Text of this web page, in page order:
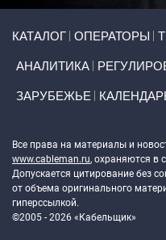
КАТАЛОГ ОПЕРАТОРЫ
АНАЛИТИКА
ЗАРУБЕЖЬЕ
Все права на материалы и
www.cableman.ru, охраняются в
Допускается цитирование без
от объема оригинального
гиперссылкой.
©2005 - 2026 «Кабельщик»